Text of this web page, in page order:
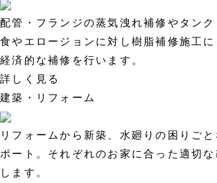
配管・フランジの蒸気洩れ補修やタン
食やエロージョンに対し樹脂補修施工
経済的な補修を行います。
詳しく見る
建築・リフォーム
リフォームから新築、水廻りの困りご
ポート。それぞれのお家に合った適切
します。